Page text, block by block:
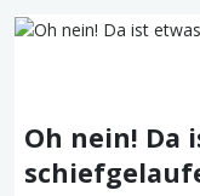
Oh nein! Da